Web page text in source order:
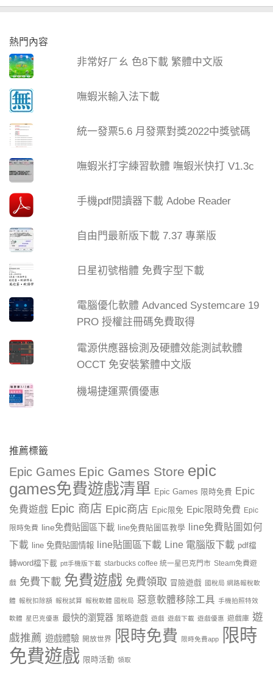
熱門內容
非常好ㄏㄠ 色8下載 繁體中文版
嘸蝦米輸入法下載
統一發票5.6 月發票對獎2022中獎號碼
嘸蝦米打字練習軟體 嘸蝦米快打 V1.3c
手機pdf閱讀器下載 Adobe Reader
自由門最新版下載 7.37 專業版
日星初號楷體 免費字型下載
電腦優化軟體 Advanced Systemcare 19
PRO 授權註冊碼免費取得
電源供應器檢測及硬體效能測試軟體
OCCT 免安裝繁體中文版
機場捷運票價優惠
推薦標籤
Epic Games Epic Games Store epic
games免費遊戲清單 Epic Games 限時免費 Epic
免費遊戲 Epic 商店 Epic商店 Epic限免 Epic限時免費 Epic
限時免費 line免費貼圖區下載 line免費貼圖區教學
line免費貼圖如何
下載
line 免費貼圖情報 line貼圖區下載 Line 電腦版下載 pdf檔
轉word檔下載 ptt手機版下載 starbucks coffee 統一星巴克門市 Steam免費遊
戲 免費下載 免費遊戲 免費領取 冒險遊戲 國稅局 網路報稅軟
體 報稅扣除額 報稅試算 報稅軟體 國稅局 惡意軟體移除工具 手機拍照特效
軟體 星巴克優惠 最快的瀏覽器 策略遊戲 遊戲 遊戲下載 遊戲優惠 遊戲庫 遊
戲推薦 遊戲體驗 開放世界 限時免費 限時免費app
限時
免費遊戲 限時活動 領取